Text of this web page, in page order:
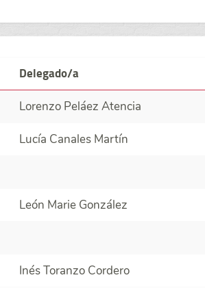
Delegado/a
Lorenzo Peláez Atencia
Lucía Canales Martín
León Marie González
Inés Toranzo Cordero